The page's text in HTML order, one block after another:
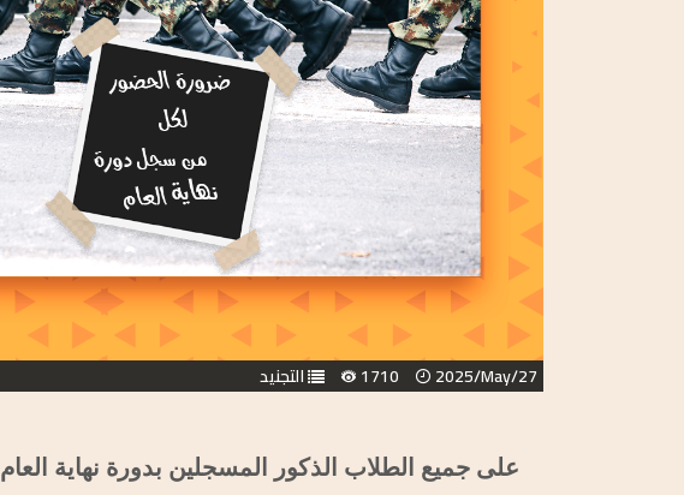
2025/May/27
1710 التجنيد
على جميع الطلاب الذكور المسجلين بدورة نهاية العام